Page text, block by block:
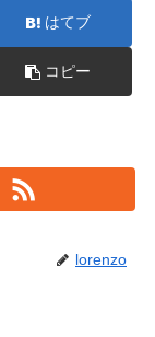
はてブ
コピー
lorenzo